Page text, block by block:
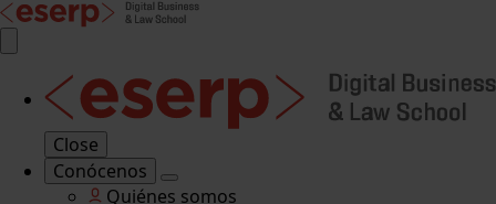
Close
Conócenos
Quiénes somos